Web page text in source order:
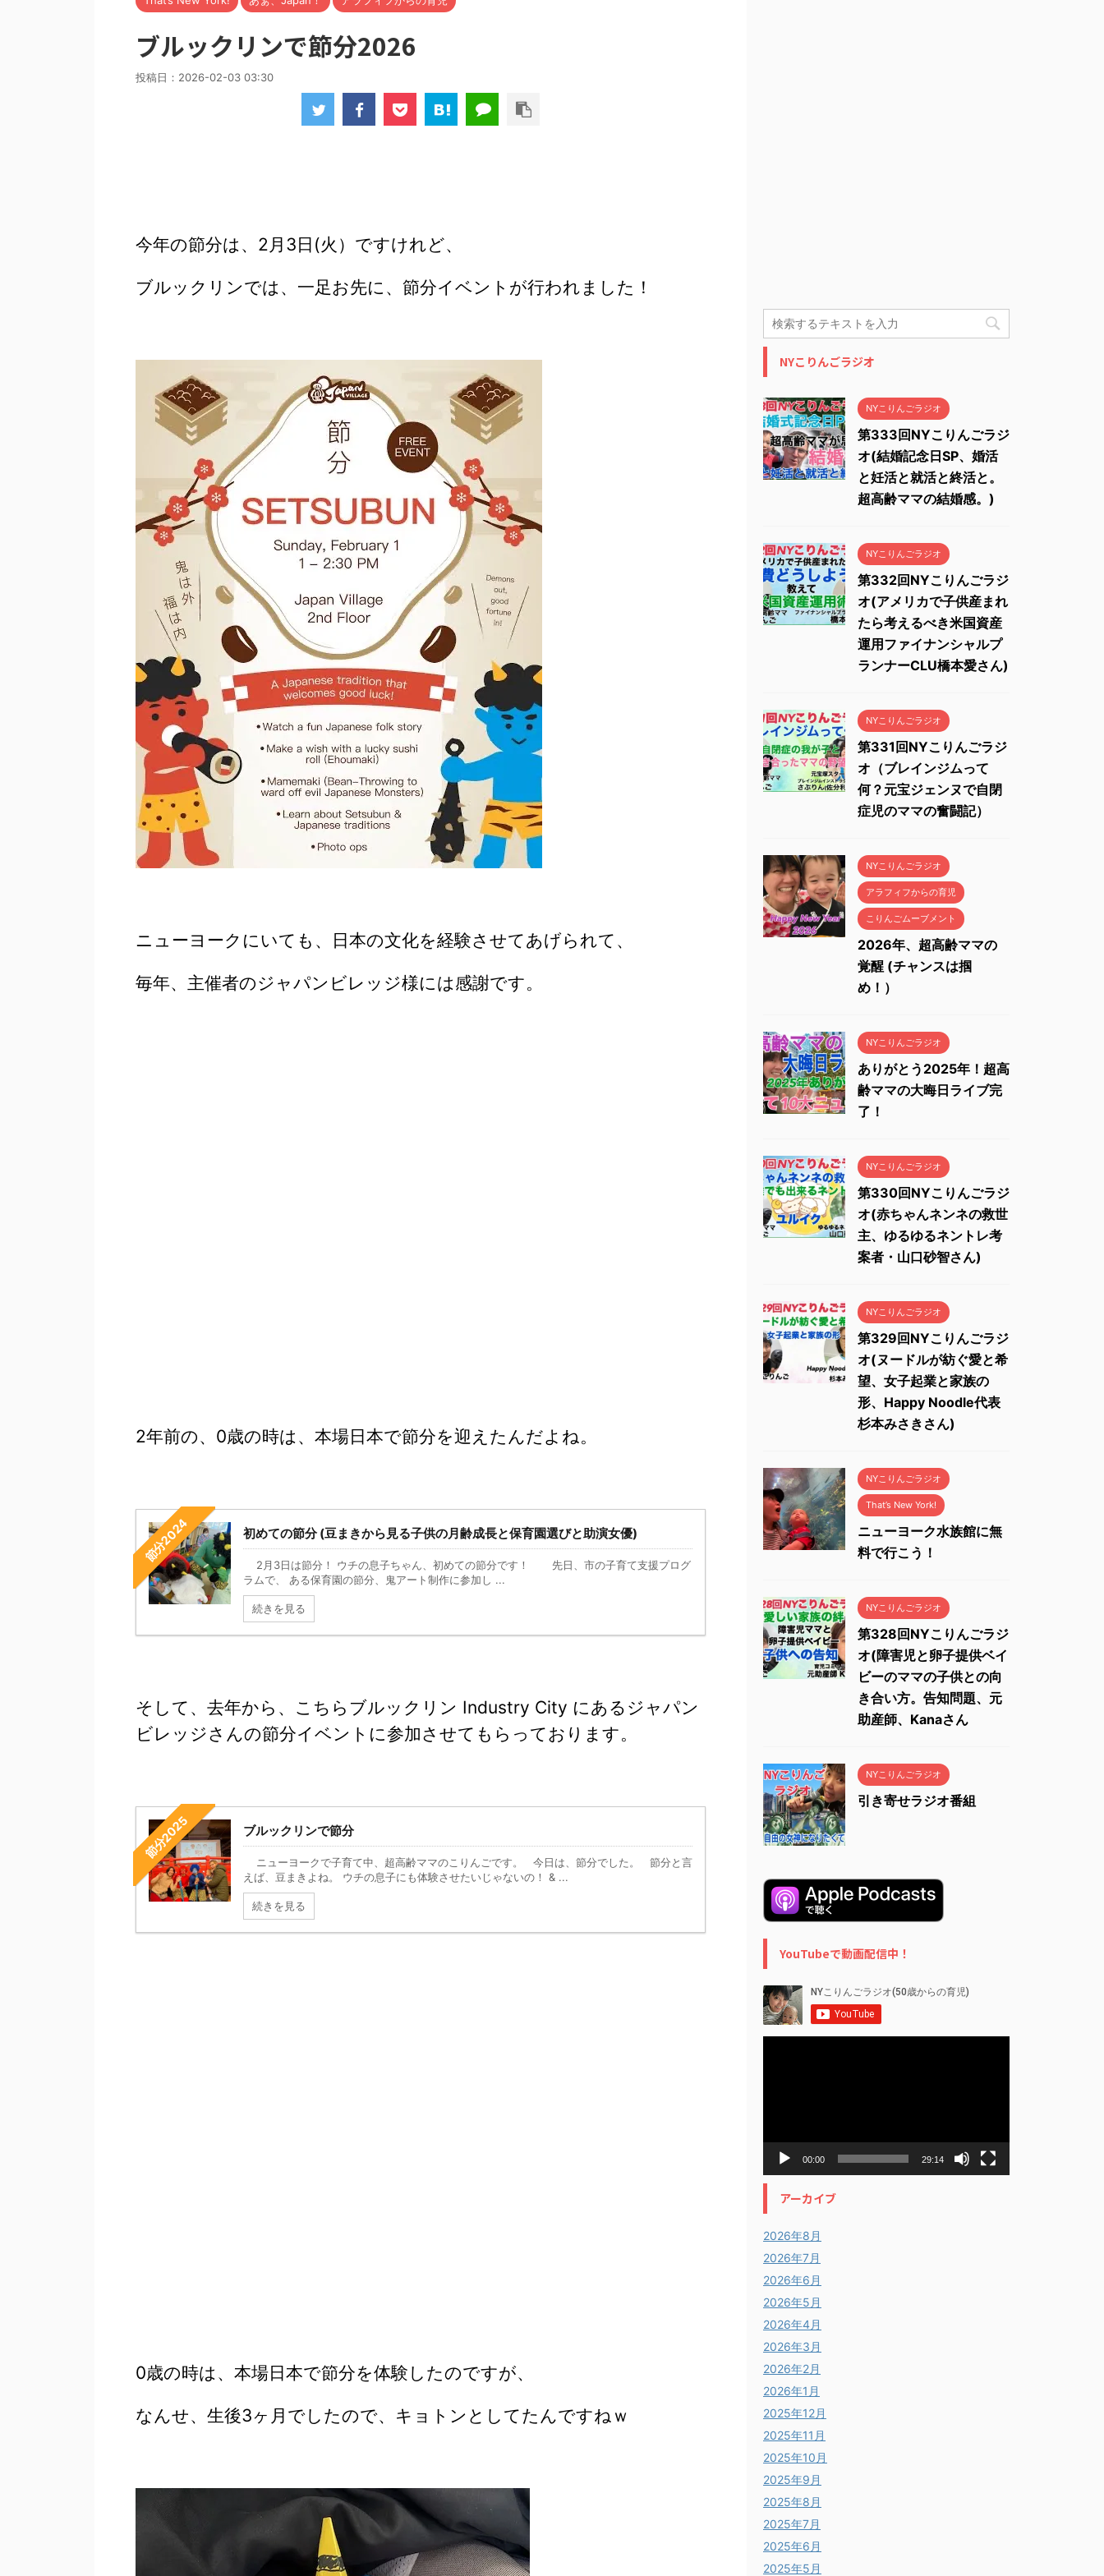
ブルックリンで節分2026
投稿日： 2026-02-03 03:30
今年の節分は、2月3日(火）ですけれど、
ブルックリンでは、一足お先に、節分イベントが行われました！
ニューヨークにいても、日本の文化を経験させてあげられて、
毎年、主催者のジャパンビレッジ様には感謝です。
2年前の、0歳の時は、本場日本で節分を迎えたんだよね。
節分2024 初めての節分 (豆まきから見る子供の月齢成長と保育園選びと助演女優)
2月3日は節分！ ウチの息子ちゃん、初めての節分です！ 先日、市の子育て支援プログ
ラムで、 ある保育園の節分、鬼アート制作に参加し ...
続きを見る
そして、去年から、こちらブルックリン Industry City にあるジャパン
ビレッジさんの節分イベントに参加させてもらっております。
節分2025 ブルックリンで節分
ニューヨークで子育て中、超高齢ママのこりんごです。 今日は、節分でした。 節分と言
えば、豆まきよね。 ウチの息子にも体験させたいじゃないの！ & ...
続きを見る
0歳の時は、本場日本で節分を体験したのですが、
なんせ、生後3ヶ月でしたので、キョトンとしてたんですねｗ
NYこりんごラジオ
NYこりんごラジオ
第333回NYこりんごラジ
オ(結婚記念日SP、婚活
と妊活と就活と終活と。
超高齢ママの結婚感。)
NYこりんごラジオ
第332回NYこりんごラジ
オ(アメリカで子供産まれ
たら考えるべき米国資産
運用ファイナンシャルプ
ランナーCLU橋本愛さん)
NYこりんごラジオ
第331回NYこりんごラジ
オ（ブレインジムって
何？元宝ジェンヌで自閉
症児のママの奮闘記）
NYこりんごラジオ
アラフィフからの育児
こりんごムーブメント
2026年、超高齢ママの
覚醒 (チャンスは掴
め！）
NYこりんごラジオ
ありがとう2025年！超高
齢ママの大晦日ライブ完
了！
NYこりんごラジオ
第330回NYこりんごラジ
オ(赤ちゃんネンネの救世
主、ゆるゆるネントレ考
案者・山口砂智さん)
NYこりんごラジオ
第329回NYこりんごラジ
オ(ヌードルが紡ぐ愛と希
望、女子起業と家族の
形、Happy Noodle代表
杉本みさきさん)
NYこりんごラジオ
That’s New York!
ニューヨーク水族館に無
料で行こう！
NYこりんごラジオ
第328回NYこりんごラジ
オ(障害児と卵子提供ベイ
ビーのママの子供との向
き合い方。告知問題、元
助産師、Kanaさん
NYこりんごラジオ
引き寄せラジオ番組
YouTubeで動画配信中！
00:00 29:14
アーカイブ
2026年8月
2026年7月
2026年6月
2026年5月
2026年4月
2026年3月
2026年2月
2026年1月
2025年12月
2025年11月
2025年10月
2025年9月
2025年8月
2025年7月
2025年6月
2025年5月